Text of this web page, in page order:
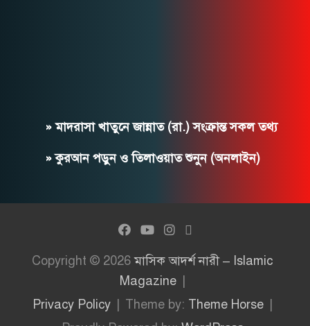
» মাদরাসা খাতুনে জান্নাত (রা.) সংক্রান্ত সকল তথ্য
» কুরআন পড়ুন ও তিলাওয়াত শুনুন (অনলাইন)
Copyright © 2026মাসিক আদর্শ নারী – Islamic
Magazine
Privacy Policy
Theme by: Theme Horse